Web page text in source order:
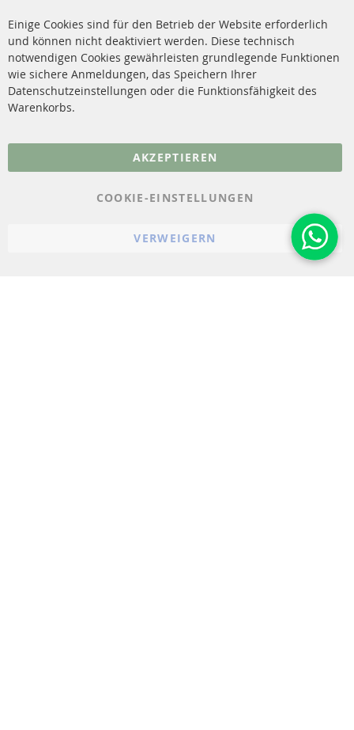
Katalysator (KAT)
Sensoren
FAQ
Versandkosten
Kontakt
Vertrag widerrufen
Einige Cookies sind für den Betrieb der Website erforderlich
und können nicht deaktiviert werden. Diese technisch
notwendigen Cookies gewährleisten grundlegende Funktionen
wie sichere Anmeldungen, das Speichern Ihrer
Datenschutzeinstellungen oder die Funktionsfähigkeit des
Warenkorbs.
AKZEPTIEREN
COOKIE-EINSTELLUNGEN
VERWEIGERN